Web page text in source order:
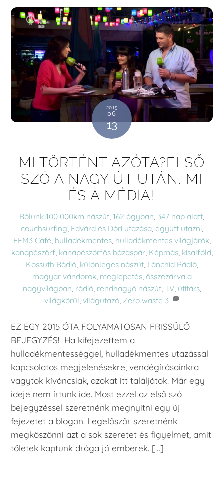
2015
06
13
MI TÖRTÉNT AZÓTA?ELSŐ
SZÓ A NAGY ÚT UTÁN. MI
ÉS A MÉDIA!
Rólunk 100 000km nászút, 162 ágyban, 347 nap alatt,
couchsurfing, Edvárd és Dóri utazása, együtt utazni,
FEM3 Café, hulladékmentes, hulladékmentes világjárók,
kanapészörf, kanapészörfös házaspár, Képmás, kisalföld,
Kossuth Rádió, különleges nászút, Lánchíd Rádió,
magyar vándorok, meglepetés, összezárva a
nagyvilágban, rádió, rendhagyó nászút, TV, útitárs,
világkörül,világutazó, Zero waste 3
EZ EGY 2015 ÓTA FOLYAMATOSAN FRISSÜLŐ
BEJEGYZÉS! Ha kifejezettem a
hulladékmentességgel, hulladékmentes utazással
kapcsolatos megjelenésekre, vendégírásainkra
vagytok kíváncsiak, azokat itt találjátok. Már egy
ideje nem írtunk ide. Most ezzel az első szó
bejegyzéssel szeretnénk megnyitni egy új
fejezetet a blogon. Legelőszőr szeretnénk
megköszönni azt a sok szeretet és figyelmet, amit
tőletek kaptunk drága jó emberek. […]